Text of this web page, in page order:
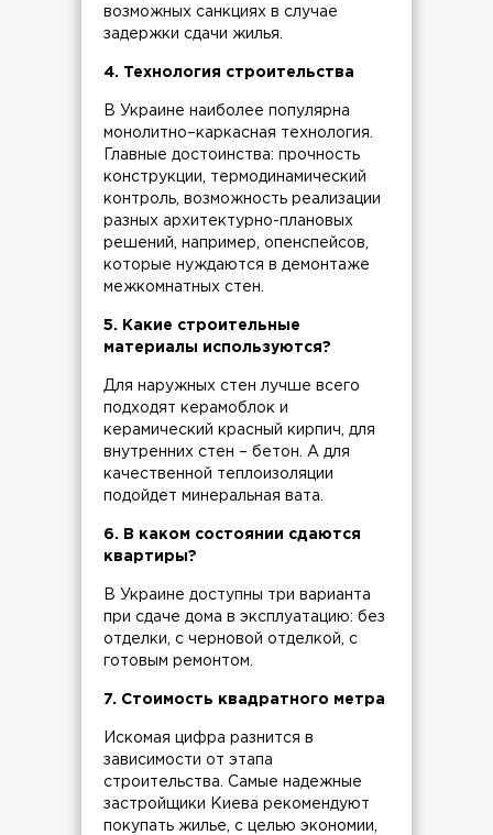
возможных санкциях в случае
задержки сдачи жилья.
4. Технология строительства
В Украине наиболее популярна
монолитно–каркасная технология.
Главные достоинства: прочность
конструкции, термодинамический
контроль, возможность реализации
разных архитектурно-плановых
решений, например, опенспейсов,
которые нуждаются в демонтаже
межкомнатных стен.
5. Какие строительные
материалы используются?
Для наружных стен лучше всего
подходят керамоблок и
керамический красный кирпич, для
внутренних стен – бетон. А для
качественной теплоизоляции
подойдет минеральная вата.
6. В каком состоянии сдаются
квартиры?
В Украине доступны три варианта
при сдаче дома в эксплуатацию: без
отделки, с черновой отделкой, с
готовым ремонтом.
7. Стоимость квадратного метра
Искомая цифра разнится в
зависимости от этапа
строительства. Самые надежные
застройщики Киева рекомендуют
покупать жилье, с целью экономии,